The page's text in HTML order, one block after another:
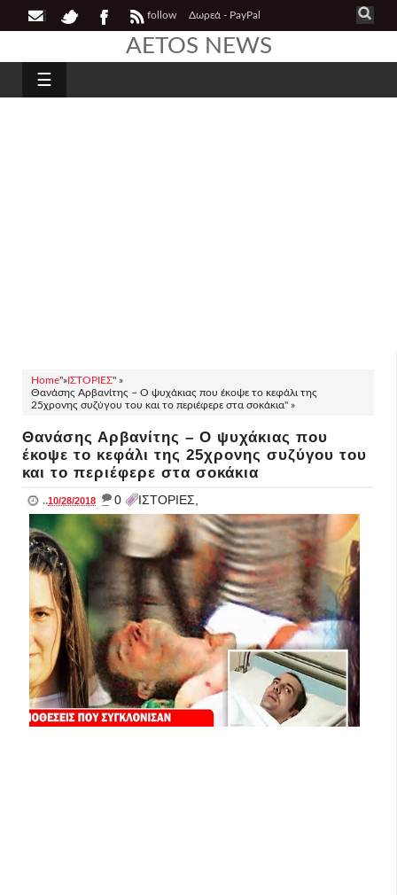
follow Δωρεά - PayPal
AETOS NEWS
☰
Home"»ΙΣΤΟΡΙΕΣ" »
Θανάσης Αρβανίτης – Ο ψυχάκιας που έκοψε το κεφάλι της
25χρονης συζύγου του και το περιέφερε στα σοκάκια" »
Θανάσης Αρβανίτης – Ο ψυχάκιας που
έκοψε το κεφάλι της 25χρονης συζύγου του
και το περιέφερε στα σοκάκια
..10/28/2018 _ 0 ΙΣΤΟΡΙΕΣ,